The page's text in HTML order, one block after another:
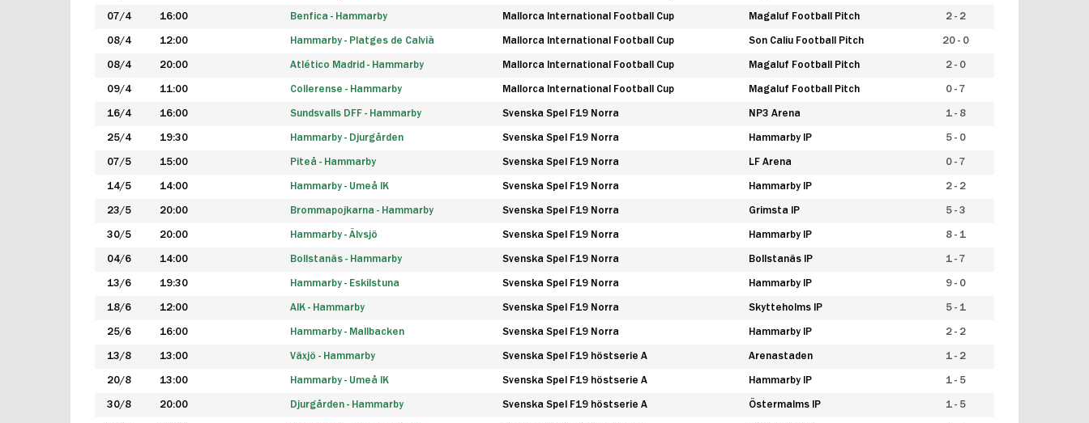
07/4 16:00 Benfica - Hammarby Mallorca International Football Cup Magaluf Football Pitch 2 - 2
08/4 12:00 Hammarby - Platges de Calvià Mallorca International Football Cup Son Caliu Football Pitch 20 - 0
08/4 20:00 Atlético Madrid - Hammarby Mallorca International Football Cup Magaluf Football Pitch 2 - 0
09/4 11:00 Collerense - Hammarby Mallorca International Football Cup Magaluf Football Pitch 0 - 7
16/4 16:00 Sundsvalls DFF - Hammarby Svenska Spel F19 Norra NP3 Arena 1 - 8
25/4 19:30 Hammarby - Djurgården Svenska Spel F19 Norra Hammarby IP 5 - 0
07/5 15:00 Piteå - Hammarby Svenska Spel F19 Norra LF Arena 0 - 7
14/5 14:00 Hammarby - Umeå IK Svenska Spel F19 Norra Hammarby IP 2 - 2
23/5 20:00 Brommapojkarna - Hammarby Svenska Spel F19 Norra Grimsta IP 5 - 3
30/5 20:00 Hammarby - Älvsjö Svenska Spel F19 Norra Hammarby IP 8 - 1
04/6 14:00 Bollstanäs - Hammarby Svenska Spel F19 Norra Bollstanäs IP 1 - 7
13/6 19:30 Hammarby - Eskilstuna Svenska Spel F19 Norra Hammarby IP 9 - 0
18/6 12:00 AIK - Hammarby Svenska Spel F19 Norra Skytteholms IP 5 - 1
25/6 16:00 Hammarby - Mallbacken Svenska Spel F19 Norra Hammarby IP 2 - 2
13/8 13:00 Växjö - Hammarby Svenska Spel F19 höstserie A Arenastaden 1 - 2
20/8 13:00 Hammarby - Umeå IK Svenska Spel F19 höstserie A Hammarby IP 1 - 5
30/8 20:00 Djurgården - Hammarby Svenska Spel F19 höstserie A Östermalms IP 1 - 5